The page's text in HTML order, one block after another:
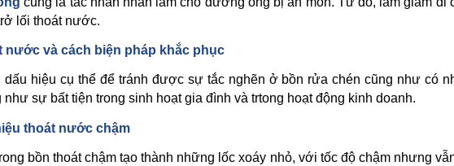
lối thoát nước.
nước và cách biện pháp khắc phục
dấu hiệu cụ thể để tránh được sự tắc nghẽn ở bồn rửa chén cũng như có
sự bất tiện trong sinh hoạt gia đình và trtong hoạt động kinh doanh.
thoát nước chậm
bồn thoát chậm tạo thành những lốc xoáy nhỏ, với tốc độ chậm nhưng